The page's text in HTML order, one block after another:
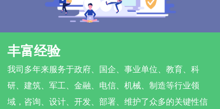
丰富经验
我司多年来服务于政府、国企、事业单位、教育、科
研、建筑、军工、金融、电信、机械、制造等行业领
域，咨询、设计、开发、部署、维护了众多的关键性信